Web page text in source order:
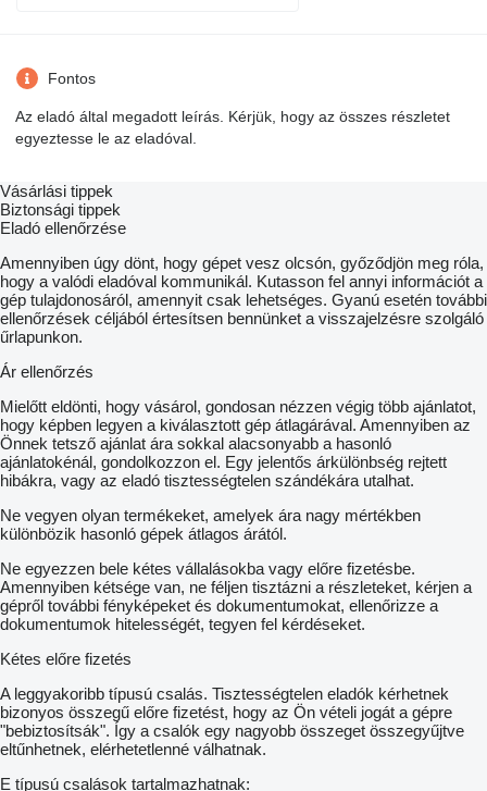
Fontos
Az eladó által megadott leírás. Kérjük, hogy az összes részletet
egyeztesse le az eladóval.
Vásárlási tippek
Biztonsági tippek
Eladó ellenőrzése
Amennyiben úgy dönt, hogy gépet vesz olcsón, győződjön meg róla,
hogy a valódi eladóval kommunikál. Kutasson fel annyi információt a
gép tulajdonosáról, amennyit csak lehetséges. Gyanú esetén további
ellenőrzések céljából értesítsen bennünket a visszajelzésre szolgáló
űrlapunkon.
Ár ellenőrzés
Mielőtt eldönti, hogy vásárol, gondosan nézzen végig több ajánlatot,
hogy képben legyen a kiválasztott gép átlagárával. Amennyiben az
Önnek tetsző ajánlat ára sokkal alacsonyabb a hasonló
ajánlatokénál, gondolkozzon el. Egy jelentős árkülönbség rejtett
hibákra, vagy az eladó tisztességtelen szándékára utalhat.
Ne vegyen olyan termékeket, amelyek ára nagy mértékben
különbözik hasonló gépek átlagos árától.
Ne egyezzen bele kétes vállalásokba vagy előre fizetésbe.
Amennyiben kétsége van, ne féljen tisztázni a részleteket, kérjen a
gépről további fényképeket és dokumentumokat, ellenőrizze a
dokumentumok hitelességét, tegyen fel kérdéseket.
Kétes előre fizetés
A leggyakoribb típusú csalás. Tisztességtelen eladók kérhetnek
bizonyos összegű előre fizetést, hogy az Ön vételi jogát a gépre
"bebiztosítsák". Így a csalók egy nagyobb összeget összegyűjtve
eltűnhetnek, elérhetetlenné válhatnak.
E típusú csalások tartalmazhatnak: